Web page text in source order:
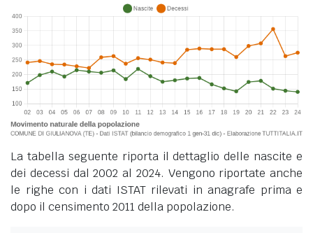
La tabella seguente riporta il dettaglio delle nascite e
dei decessi dal 2002 al 2024. Vengono riportate anche
le righe con i dati ISTAT rilevati in anagrafe prima e
dopo il censimento 2011 della popolazione.